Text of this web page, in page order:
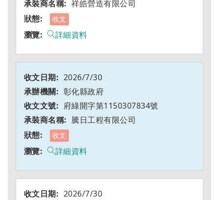
祥皓營造有限公司
收文
詳細資料
2026/7/30
彰化縣政府
府綠開字第1150307834號
騰日工程有限公司
收文
詳細資料
2026/7/30